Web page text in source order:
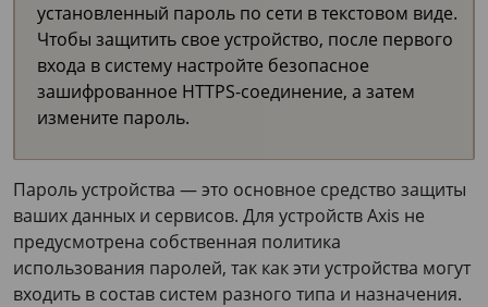
установленный пароль по сети в текстовом виде.
Чтобы защитить свое устройство, после первого
входа в систему настройте безопасное
зашифрованное HTTPS-соединение, а затем
измените пароль.
Пароль устройства — это основное средство защиты
ваших данных и сервисов. Для устройств Axis не
предусмотрена собственная политика
использования паролей, так как эти устройства могут
входить в состав систем разного типа и назначения.